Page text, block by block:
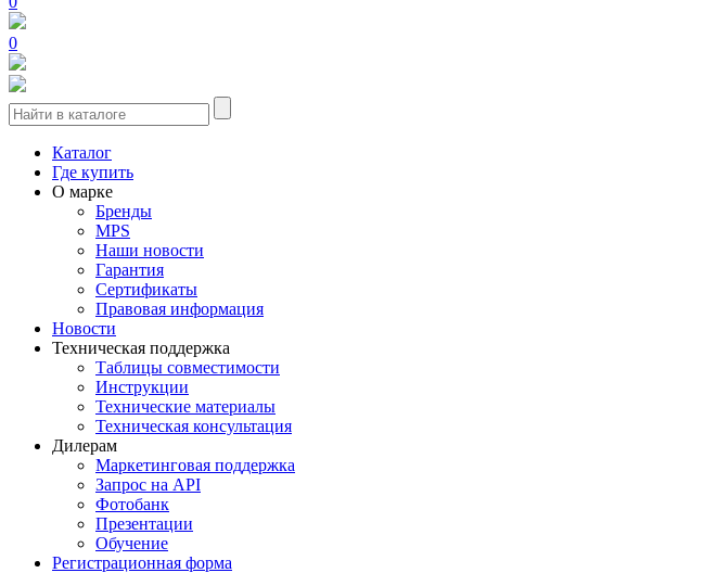
0
Каталог
Где купить
О марке
Бренды
MPS
Наши новости
Гарантия
Сертификаты
Правовая информация
Новости
Техническая поддержка
Таблицы совместимости
Инструкции
Технические материалы
Техническая консультация
Дилерам
Маркетинговая поддержка
Запрос на API
Фотобанк
Презентации
Обучение
Регистрационная форма